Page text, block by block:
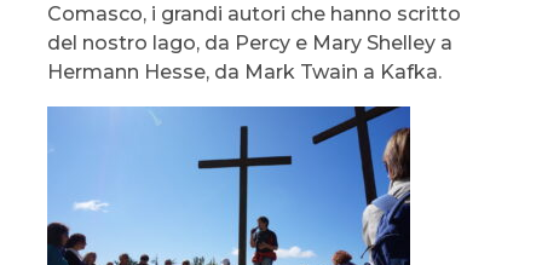
Comasco, i grandi autori che hanno scritto
del nostro lago, da Percy e Mary Shelley a
Hermann Hesse, da Mark Twain a Kafka.